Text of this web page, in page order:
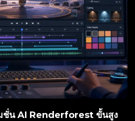
ชั่น AI Renderforest ขั้นสูง